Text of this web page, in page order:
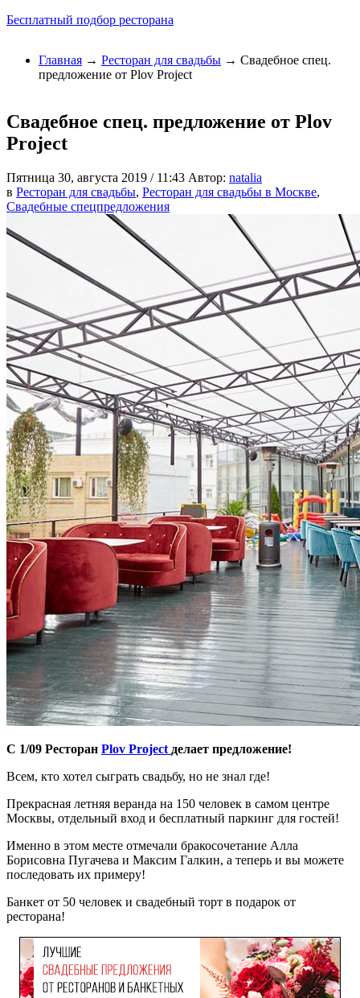
Бесплатный подбор ресторана
Главная → Ресторан для свадьбы → Свадебное спец.
предложение от Plov Project
Свадебное спец. предложение от Plov
Project
Пятница 30, августа 2019 / 11:43 Автор: natalia
в Ресторан для свадьбы, Ресторан для свадьбы в Москве,
Свадебные спецпредложения
С 1/09 Ресторан Plov Project делает предложение!
Всем, кто хотел сыграть свадьбу, но не знал где!
Прекрасная летняя веранда на 150 человек в самом центре
Москвы, отдельный вход и бесплатный паркинг для гостей!
Именно в этом месте отмечали бракосочетание Алла
Борисовна Пугачева и Максим Галкин, а теперь и вы можете
последовать их примеру!
Банкет от 50 человек и свадебный торт в подарок от
ресторана!